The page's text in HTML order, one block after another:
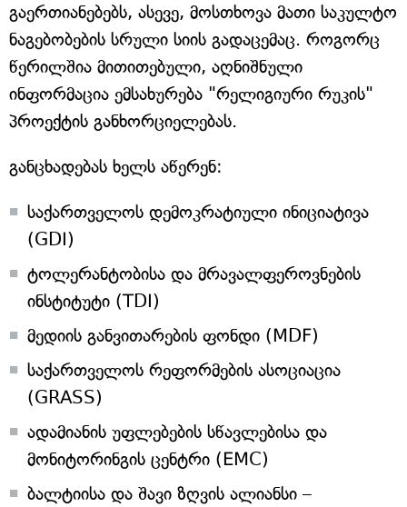
გაერთიანებებს, ასევე, მოსთხოვა მათი საკულტო
ნაგებობების სრული სიის გადაცემაც. როგორც
წერილშია მითითებული, აღნიშნული
ინფორმაცია ემსახურება "რელიგიური რუკის"
პროექტის განხორციელებას.
განცხადებას ხელს აწერენ:
საქართველოს დემოკრატიული ინიციატივა
(GDI)
ტოლერანტობისა და მრავალფეროვნების
ინსტიტუტი (TDI)
მედიის განვითარების ფონდი (MDF)
საქართველოს რეფორმების ასოციაცია
(GRASS)
ადამიანის უფლებების სწავლებისა და
მონიტორინგის ცენტრი (EMC)
ბალტიისა და შავი ზღვის ალიანსი –